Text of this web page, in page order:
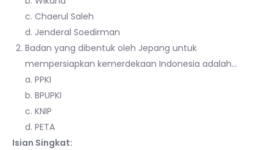
c. Chaerul Saleh
d. Jenderal Soedirman
Badan yang dibentuk oleh Jepang untuk
mempersiapkan kemerdekaan Indonesia adalah…
a. PPKI
b. BPUPKI
c. KNIP
d. PETA
Isian Singkat: